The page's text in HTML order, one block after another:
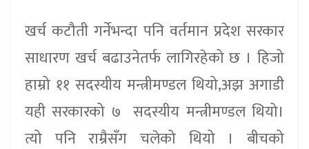
खर्च कटौती गर्नेभन्दा पनि वर्तमान प्रदेश सरकार
साधारण खर्च बढाउनेतर्फ लागिरहेको छ । हिजो
हाम्रो ११ सदस्यीय मन्त्रीमण्डल थियो,अझ अगाडी
यही सरकारको ७ सदस्यीय मन्त्रीमण्डल थियो।
त्यो पनि राम्रैसँग चलेको थियो । बीचको